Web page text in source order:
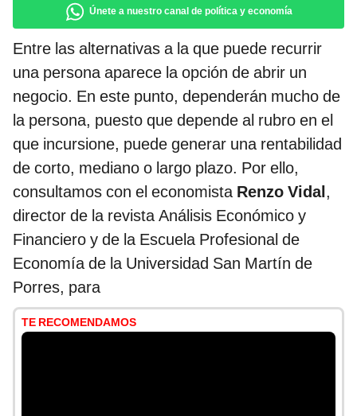
Únete a nuestro canal de política y economía
Entre las alternativas a la que puede recurrir
una persona aparece la opción de abrir un
negocio. En este punto, dependerán mucho de
la persona, puesto que depende al rubro en el
que incursione, puede generar una rentabilidad
de corto, mediano o largo plazo. Por ello,
consultamos con el economista Renzo Vidal,
director de la revista Análisis Económico y
Financiero y de la Escuela Profesional de
Economía de la Universidad San Martín de
Porres, para
TE RECOMENDAMOS